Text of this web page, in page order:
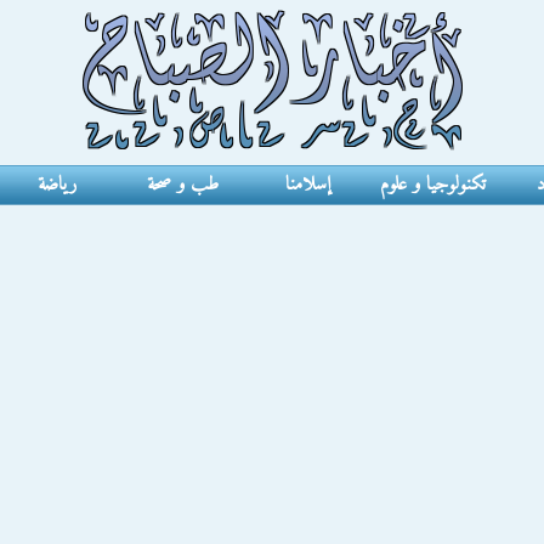
تكنولوجيا و علوم إسلامنا طب و صحة رياضة